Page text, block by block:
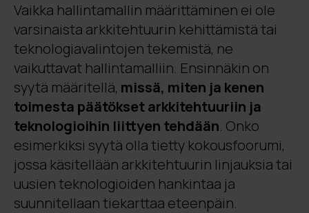
Vaikka hallintamallin määrittäminen ei ole
varsinaista arkkitehtuurin kehittämistä tai
teknologiavalintojen tekemistä, ne
vaikuttavat hallintamalliin. Ensinnäkin on
syytä määritellä, missä, miten ja kenen
toimesta päätökset arkkitehtuuriin ja
teknologioihin liittyen tehdään. Onko
esimerkiksi syytä olla tietty kokousfoorumi,
jossa käsitellään arkkitehtuurin linjauksia tai
uusien teknologioiden hankintaa ja
suunnitellaan tiekarttaa eteenpäin.